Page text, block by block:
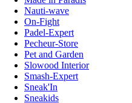
Nauti-wave
On-Fight
Padel-Expert
Pecheur-Store
Pet and Garden
Slowood Interior
Smash-Expert
Sneak'In
Sneakids